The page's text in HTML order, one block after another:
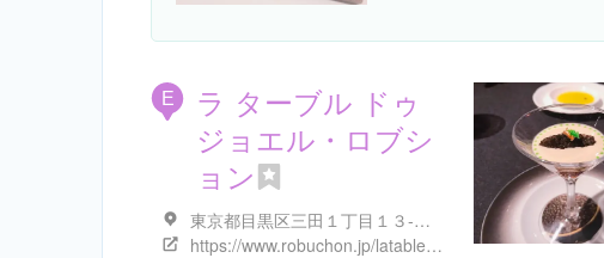
E
ラ ターブル ドゥ
ジョエル・ロブシ
ョン
東京都目黒区三田１丁目１３-１ 恵比寿ガーデンプレイス内
https://www.robuchon.jp/latable_access